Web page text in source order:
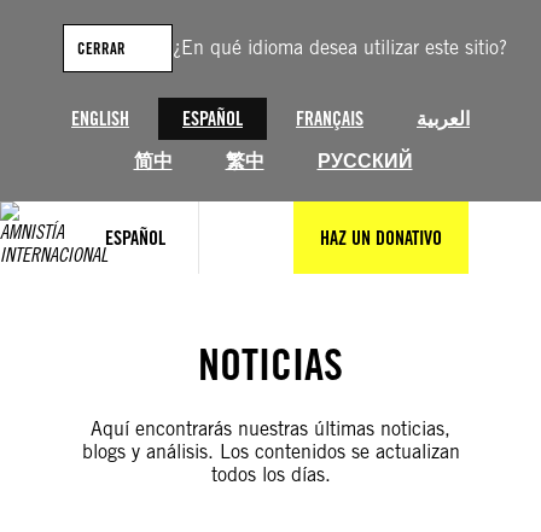
¿En qué idioma desea utilizar este sitio?
ENGLISH ESPAÑOL FRANÇAIS
العربية
简中
繁中 РУССКИЙ
CERRAR
ESPAÑOL HAZ UN DONATIVO
contenido
NOTICIAS
Aquí encontrarás nuestras últimas noticias,
blogs y análisis. Los contenidos se actualizan
todos los días.